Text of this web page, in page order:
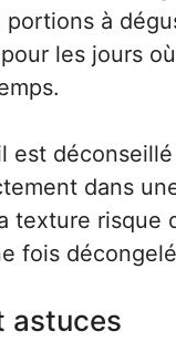
portions à
les jours
est
dans
texture risque
fois
astuces